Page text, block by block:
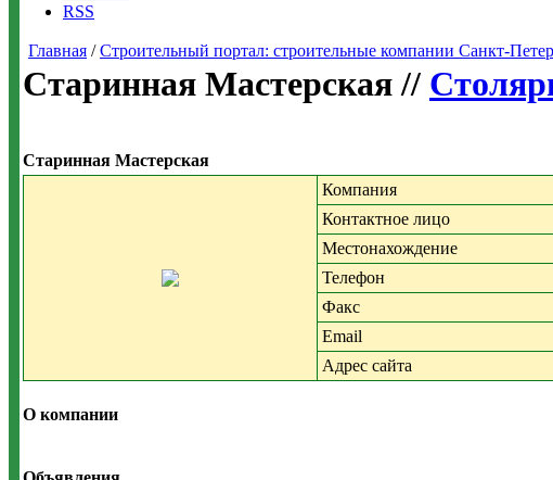
RSS
Главная /Строительный портал: строительные компании Санкт-
Старинная Мастерская //
Старинная Мастерская
Компания
Контактное лицо
Местонахождение
Телефон
Факс
Email
Адрес сайта
О компании